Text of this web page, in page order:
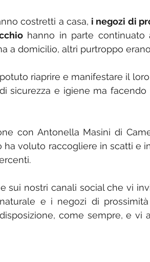
costretti a casa, i negozi di
hanno in parte continuato
a domicilio, altri purtroppo
riaprire e manifestare il
sicurezza e igiene ma
con Antonella Masini di
ha voluto raccogliere in scatti e
sui nostri canali social che vi
e i negozi di
come sempre, e vi